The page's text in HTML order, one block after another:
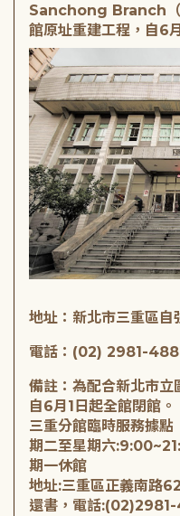
Sanchong Branch（
館原址重建工程，自6
地址：新北市三重區自
電話：(02) 2981-
備註：為配合新北市立
自6月1日起全館閉館。
三重分館臨時服務據點
期二至星期六
期一休館
地址:三重區正義南路
還書，電話